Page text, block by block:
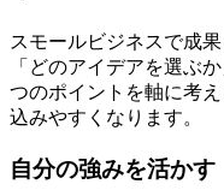
スモールビジネスで成
「どのアイデアを選ぶ
つのポイントを軸に考
込みやすくなります。
自分の強みを活かす